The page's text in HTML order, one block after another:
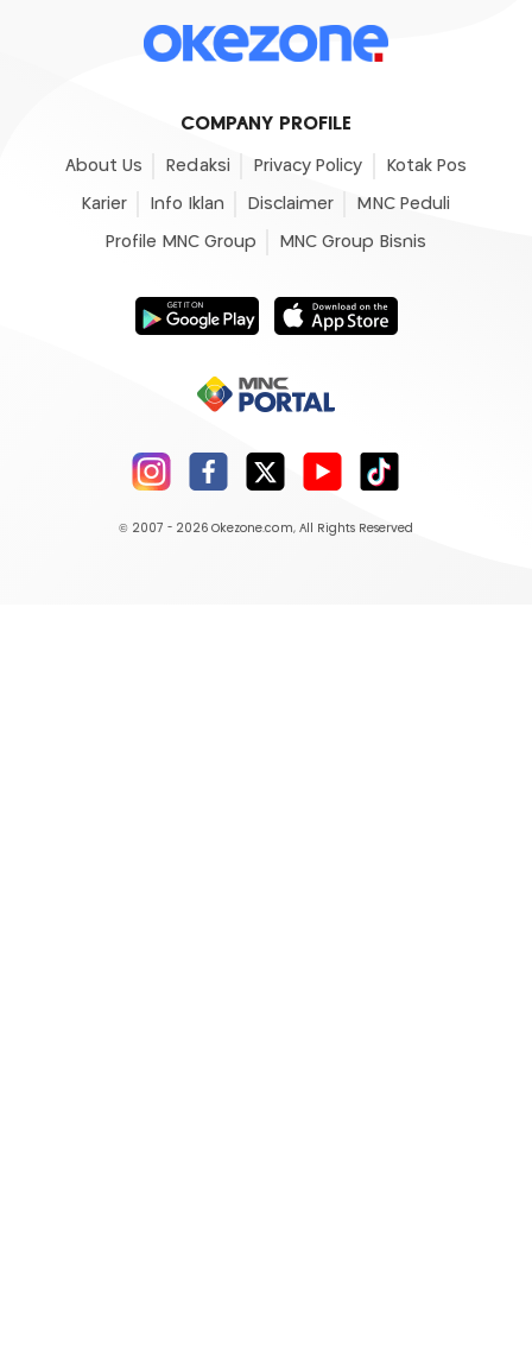
COMPANY PROFILE
About Us Redaksi Privacy Policy Kotak Pos
Karier Info Iklan Disclaimer MNC Peduli
Profile MNC Group MNC Group Bisnis
© 2007 - 2026 Okezone.com, All Rights Reserved